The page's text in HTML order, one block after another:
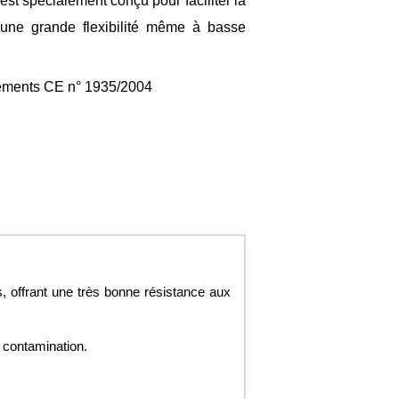
grande flexibilité même à basse
CE n° 1935/2004
offrant une très bonne résistance aux